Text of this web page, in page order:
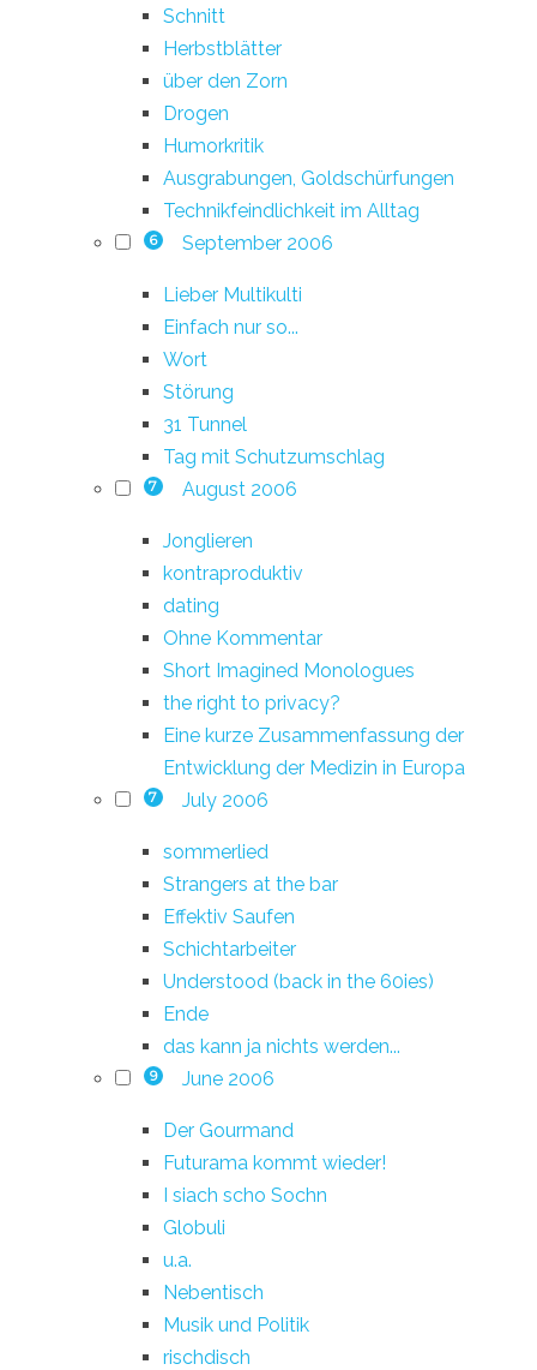
Schnitt
Herbstblätter
über den Zorn
Drogen
Humorkritik
Ausgrabungen, Goldschürfungen
Technikfeindlichkeit im Alltag
6 September 2006
Lieber Multikulti
Einfach nur so...
Wort
Störung
31 Tunnel
Tag mit Schutzumschlag
7 August 2006
Jonglieren
kontraproduktiv
dating
Ohne Kommentar
Short Imagined Monologues
the right to privacy?
Eine kurze Zusammenfassung der
Entwicklung der Medizin in Europa
7 July 2006
sommerlied
Strangers at the bar
Effektiv Saufen
Schichtarbeiter
Understood (back in the 60ies)
Ende
das kann ja nichts werden...
9 June 2006
Der Gourmand
Futurama kommt wieder!
I siach scho Sochn
Globuli
u.a.
Nebentisch
Musik und Politik
rischdisch